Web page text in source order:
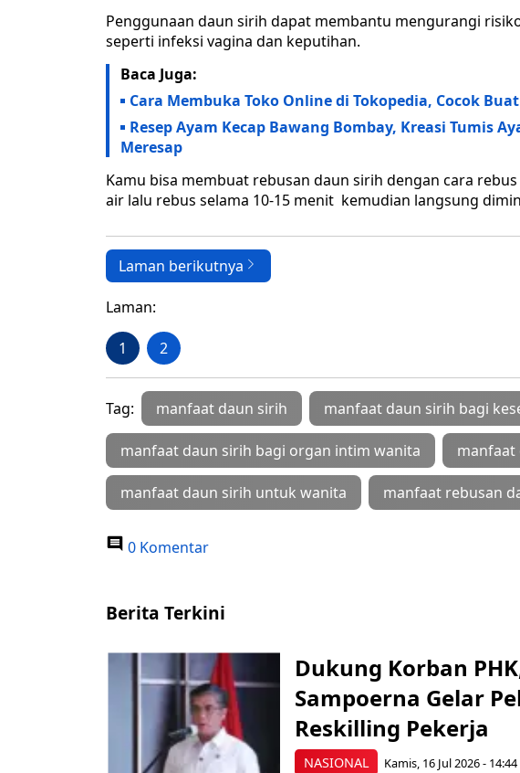
Penggunaan daun sirih dapat membantu mengurangi
seperti infeksi vagina dan keputihan.
Baca Juga:
Cara Membuka Toko Online di Tokopedia, Cocok
Resep Ayam Kecap Bawang Bombay, Kreasi Tumis
Meresap
Kamu bisa membuat rebusan daun sirih dengan cara
air lalu rebus selama 10-15 menit kemudian langsung
Laman berikutnya
Laman:
1 2
Tag: manfaat daun sirih manfaat daun sirih bagi
manfaat daun sirih bagi organ intim wanita manfaat
manfaat daun sirih untuk wanita manfaat rebusan
0 Komentar
Berita Terkini
NASIONAL
Dukung Korban
Sampoerna Gelar
Reskilling Pekerja
Kamis, 16 Jul 2026 - 14:44